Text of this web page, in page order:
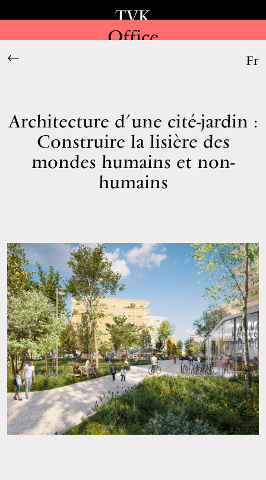
Fr
TVK
Office
←
Architecture d’une cité-jardin :
Construire la lisière des
mondes humains et non-
humains